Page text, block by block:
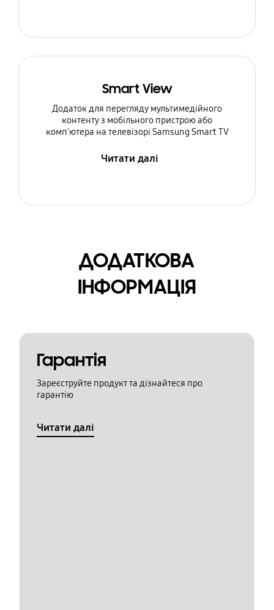
Smart View
Додаток для перегляду мультимедійного
контенту з мобільного пристрою або
комп'ютера на телевізорі Samsung Smart TV
Читати далі
ДОДАТКОВА
ІНФОРМАЦІЯ
Гарантія
Зареєструйте продукт та дізнайтеся про
гарантію
Читати далі